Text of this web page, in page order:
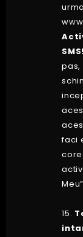
SMS!
pas,
faci
15.